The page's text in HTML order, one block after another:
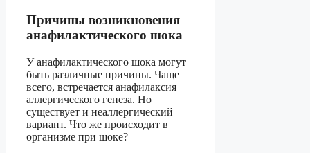
Причины возникновения
анафилактического шока
У анафилактического шока могут
быть различные причины. Чаще
всего, встречается анафилаксия
аллергического генеза. Но
существует и неаллергический
вариант. Что же происходит в
организме при шоке?